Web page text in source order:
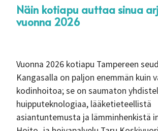
Näin kotiapu auttaa sinua
vuonna 2026
Vuonna 2026 kotiapu Tampereen
Kangasalla on paljon enemmän kuin
kodinhoitoa; se on saumaton
huipputeknologiaa, lääketieteellistä
asiantuntemusta ja lämminhenkistä